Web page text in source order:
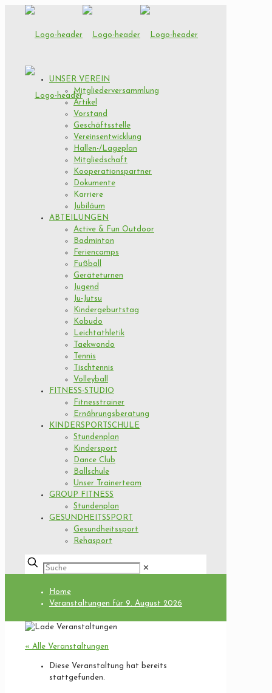
UNSER VEREIN
Mitgliederversammlung
Artikel
Vorstand
Geschäftsstelle
Vereinsentwicklung
Hallen-/Lageplan
Mitgliedschaft
Kooperationspartner
Dokumente
Karriere
Jubiläum
ABTEILUNGEN
Active & Fun Outdoor
Badminton
Feriencamps
Fußball
Geräteturnen
Jugend
Ju-Jutsu
Kindergeburtstag
Kobudo
Leichtathletik
Taekwondo
Tennis
Tischtennis
Volleyball
FITNESS-STUDIO
Fitnesstrainer
Ernährungsberatung
KINDERSPORTSCHULE
Stundenplan
Kindersport
Dance Club
Ballschule
Unser Trainerteam
GROUP FITNESS
Stundenplan
GESUNDHEITSSPORT
Gesundheitssport
Rehasport
✕
Home
Veranstaltungen für 9. August 2026
« Alle Veranstaltungen
Diese Veranstaltung hat bereits
stattgefunden.